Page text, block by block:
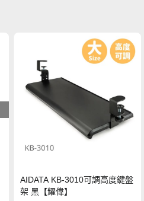
AIDATA KB-3010可調高度鍵盤
架 黑【耀偉】